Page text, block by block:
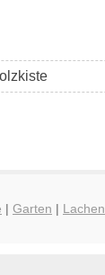
| Garten | Lachen